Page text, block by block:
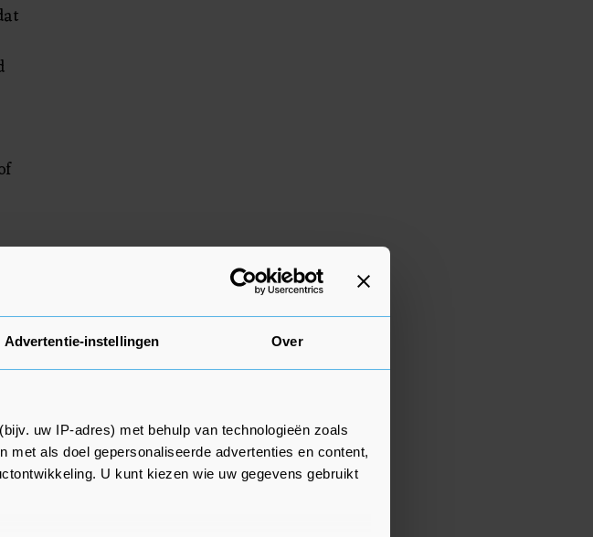
Advertentie-instellingen Over
uw IP-adres) met behulp van technologieën zoals
met als doel gepersonaliseerde advertenties en content,
U kunt kiezen wie uw gegevens gebruikt